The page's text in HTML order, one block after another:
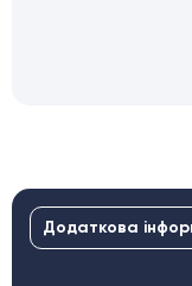
Додаткова